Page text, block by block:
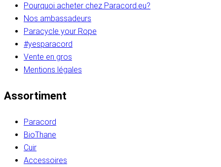
Pourquoi acheter chez Paracord.eu?
Nos ambassadeurs
Paracycle your Rope
#yesparacord
Vente en gros
Mentions légales
Assortiment
Paracord
BioThane
Cuir
Accessoires